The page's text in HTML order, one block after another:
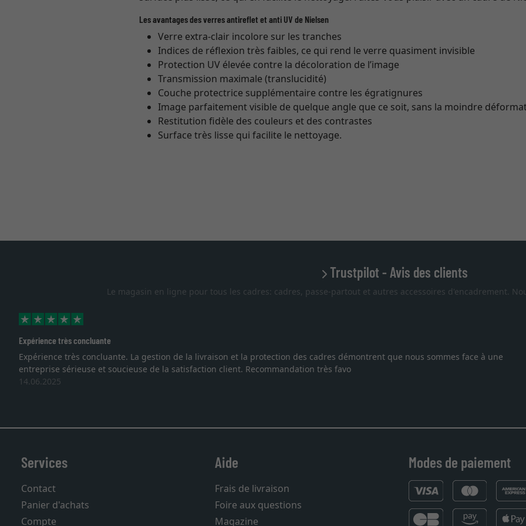
Les avantages des verres antireflet et anti UV de Nielsen
Verre extra-clair incolore sur les tranches
Indices de réflexion très faibles, ce qui rend le verre quasiment invisible
Protection UV élevée contre la décoloration de l’image
Transmission maximale (translucidité)
Couche protectrice supplémentaire contre les égratignures
Image parfaitement visible de quelque angle que ce soit, sans la moindre
Restitution fidèle des couleurs et des contrastes
Surface très lisse qui facilite le nettoyage.
Trustpilot - Avis des clients
Le magasin en ligne pour tous les cadres: cadres, passe-partout et autres accessoires d'encadrement.
sommes face à une
Je recherchais un cadre sur mesure pour une lithographie, je suis tombée sur ce site. Le choix et la
vous. Emballage professionnel, service et livraison dans les temps. J'espère revenir pour une autre
Services
Contact
Panier d'achats
Compte
Aide
Frais de livraison
Foire aux questions
Magazine
Modes de paiement